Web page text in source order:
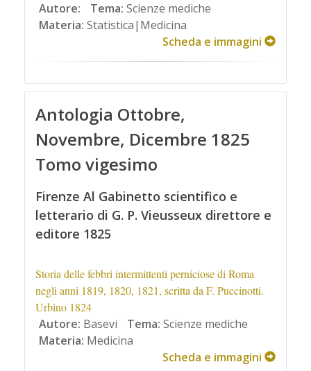
Autore: Tema: Scienze mediche
Materia: Statistica|Medicina
Scheda e immagini
Antologia Ottobre,
Novembre, Dicembre 1825
Tomo vigesimo
Firenze Al Gabinetto scientifico e
letterario di G. P. Vieusseux direttore e
editore 1825
Storia delle febbri intermittenti perniciose di Roma
negli anni 1819, 1820, 1821, scritta da F. Puccinotti.
Urbino 1824
Autore: Basevi Tema: Scienze mediche
Materia: Medicina
Scheda e immagini